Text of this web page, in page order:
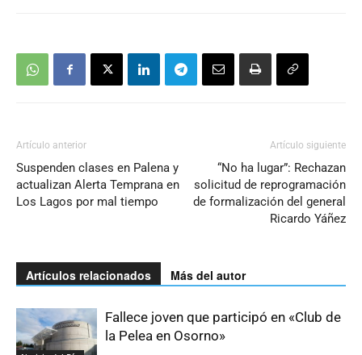
Artículo anterior
Suspenden clases en Palena y
actualizan Alerta Temprana en
Los Lagos por mal tiempo
Artículo siguiente
“No ha lugar”: Rechazan
solicitud de reprogramación
de formalización del general
Ricardo Yáñez
Artículos relacionados Más del autor
Fallece joven que participó en «Club de
la Pelea en Osorno»